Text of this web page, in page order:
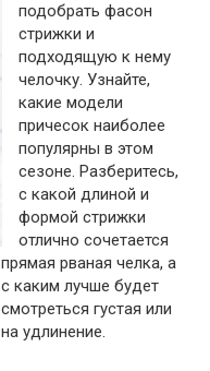
подобрать фасон
стрижки и
подходящую к нему
челочку. Узнайте,
какие модели
причесок наиболее
популярны в этом
сезоне. Разберитесь,
с какой длиной и
формой стрижки
отлично сочетается
прямая рваная челка, а
с каким лучше будет
смотреться густая или
на удлинение.